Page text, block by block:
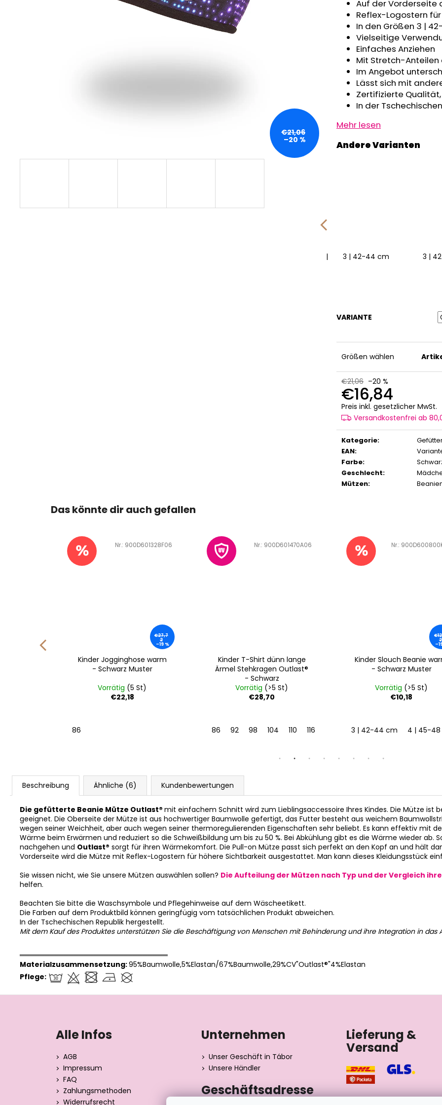
Auf der Vorderseite
Reflex-Logostern
In den Größen 3 |
Vielseitige
Einfaches Anziehen
Mit Stretch-Anteilen
Im Angebot
Lässt sich mit
Zertifizierte
In der
Mehr lesen
5 | 49-53 cm 6 | 54-57 cm
3 | 42-44 cm 4 | 45-48
3 |
VARIANTE
Größen wählen
€21,06 –20 %
€16,84
Preis inkl. gesetzlicher MwSt.
Versandkostenfrei ab
Kategorie:
EAN:
Farbe:
Geschlecht:
Mützen:
€21,06
–20 %
Das könnte dir auch gefallen
Kinder T-Shirt dünn lange
Ärmel Stehkragen Outlast®
Vorrätig (>5 St)
€28,70
86 128
Art.-Nr.: 900D601470A06
Kinder Slouch Beanie warm
- Schwarz Muster
Vorrätig (>5 St)
€10,18
3 | 42-44 cm 4 | 45-48 cm 5 | 49-53 cm
Art.-Nr.:900D600800K04
9
Kindermütze Beanie
Ohrenschutz gefüttert
Muster/Grau Meliert
Vorrätig (>5 St)
€15,51
3 | 42-44 cm 4 | 45-
Art.-Nr.:
Beschreibung Ähnliche (6) Kundenbewertungen
Die gefütterte Beanie Mütze Outlast® mit einfachem Schnitt wird zum Lieblingsaccessoire Ihres Kindes. Die Mütze ist
geeignet. Die Oberseite der Mütze ist aus hochwertiger Baumwolle gefertigt, das Futter besteht aus weichem
wegen seiner Weichheit, aber auch wegen seiner thermoregulierenden Eigenschaften sehr beliebt. Es kann effektiv mit
Wärme beim Erwärmen und reduziert so die Schweißbildung um bis zu 50 %. Bei Abkühlung gibt es die Wärme wieder ab.
nachgehen und Outlast® sorgt für ihren Wärmekomfort. Die Pull-on Mütze passt sich perfekt an den Kopf an und hält
Vorderseite wird die Mütze mit Reflex-Logostern für höhere Sichtbarkeit ausgestattet. Man kann dieses Kleidungsstück
Sie wissen nicht, wie Sie unsere Mützen auswählen sollen? Die Aufteilung der Mützen nach Typ und der Vergleich
helfen.
Beachten Sie bitte die Waschsymbole und Pflegehinweise auf dem Wäscheetikett.
Die Farben auf dem Produktbild können geringfügig vom tatsächlichen Produkt abweichen.
In der Tschechischen Republik hergestellt.
Mit dem Kauf des Produktes unterstützen Sie die Beschäftigung von Menschen mit Behinderung und ihre Integration in das
══════════════════════════════
Materialzusammensetzung:95%Baumwolle,5%Elastan/67%Baumwolle,29%CV"Outlast®"4%Elastan
Pflege:
€32,50
€24,90
Alle Infos
AGB
Impressum
FAQ
Zahlungsmethoden
Widerrufsrecht
Unternehmen
Unser Geschäft in Tábor
Unsere Händler
Geschäftsadresse
Lieferung &
Versand